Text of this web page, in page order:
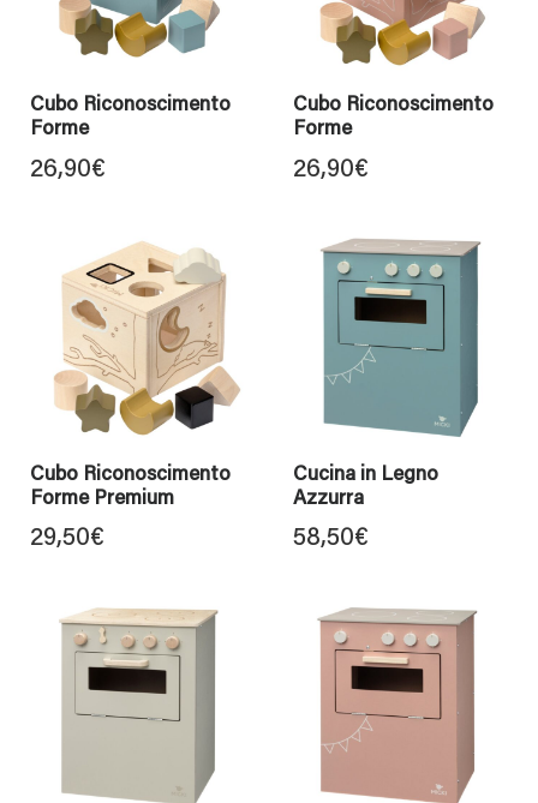
Cubo Riconoscimento
Forme
26,90€
Cubo Riconoscimento
Forme
26,90€
Cubo Riconoscimento
Forme Premium
29,50€
Cucina in Legno
Azzurra
58,50€